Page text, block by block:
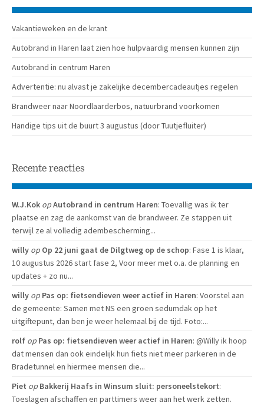
Vakantieweken en de krant
Autobrand in Haren laat zien hoe hulpvaardig mensen kunnen zijn
Autobrand in centrum Haren
Advertentie: nu alvast je zakelijke decembercadeautjes regelen
Brandweer naar Noordlaarderbos, natuurbrand voorkomen
Handige tips uit de buurt 3 augustus (door Tuutjefluiter)
Recente reacties
W.J.Kok opAutobrand in centrum Haren: Toevallig was ik ter
plaatse en zag de aankomst van de brandweer. Ze stappen uit
terwijl ze al volledig adembescherming...
willy op Op 22 juni gaat de Dilgtweg op de schop: Fase 1 is klaar,
10 augustus 2026 start fase 2, Voor meer met o.a. de planning en
updates + zo nu...
willy op Pas op: fietsendieven weer actief in Haren: Voorstel aan
de gemeente: Samen met NS een groen sedumdak op het
uitgiftepunt, dan ben je weer helemaal bij de tijd. Foto:...
rolf op Pas op: fietsendieven weer actief in Haren: @Willy ik hoop
dat mensen dan ook eindelijk hun fiets niet meer parkeren in de
Bradetunnel en hiermee mensen die...
Piet op Bakkerij Haafs in Winsum sluit: personeelstekort:
Toeslagen afschaffen en parttimers weer aan het werk zetten.